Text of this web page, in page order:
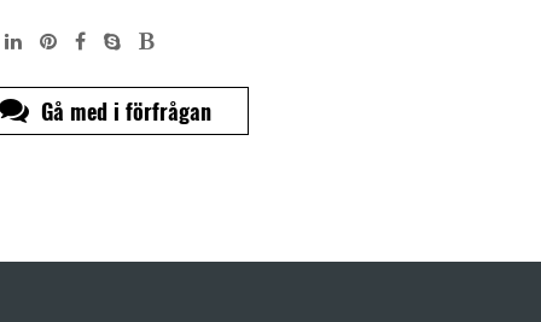
Gå med i förfrågan